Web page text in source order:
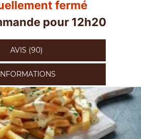
fermé
pour 12h20
AVIS (90)